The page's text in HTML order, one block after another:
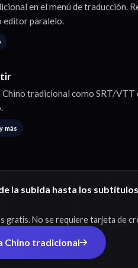
en el menú de traducción.
editor paralelo.
tradicional como SRT/VTT
más
la subida hasta los
gratis. No se requiere tarjeta de
Chino tradicional